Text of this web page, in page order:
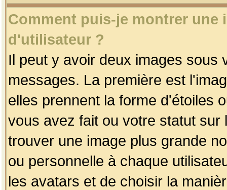
Comment puis-je montrer une
d'utilisateur ?
Il peut y avoir deux images sous
messages. La première est
elles prennent la forme d'étoiles
vous avez fait ou votre statut
trouver une image plus grande
ou personnelle à chaque
les avatars et de choisir la